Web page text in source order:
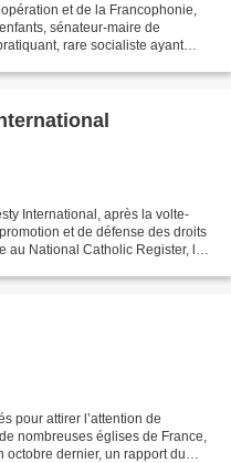
et de la Francophonie,
sénateur-maire de
rare socialiste ayant
International, après la volte-
et de défense des droits
au National Catholic Register, le
pour attirer l’attention de
nombreuses églises de France,
octobre dernier, un rapport du